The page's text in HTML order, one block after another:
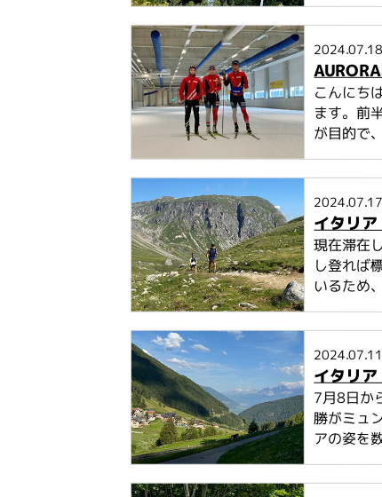
2024.07.18
こんにち
ます。前
が目的で
2024.07.17
イタリ
現在滞在
し登れば
いるため
2024.07.11
イタリ
7月8日か
勝がミュ
アの姿を